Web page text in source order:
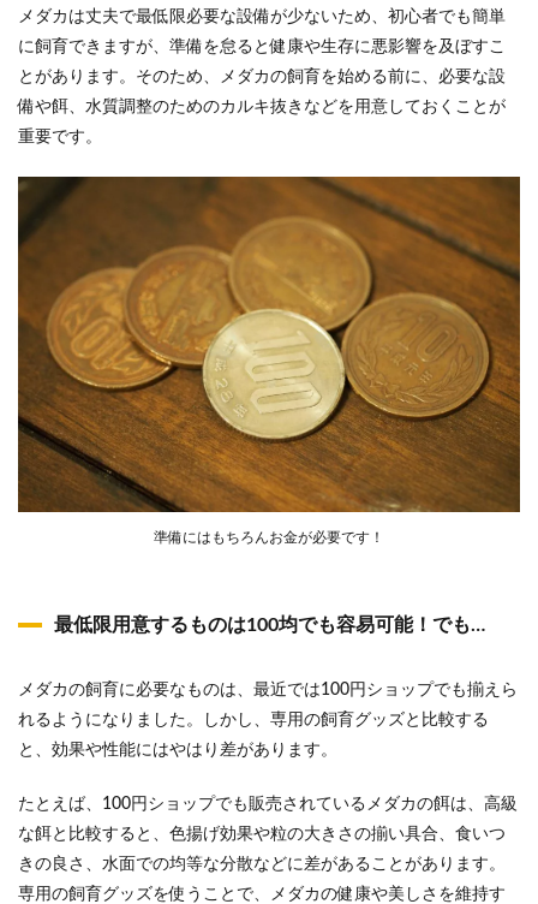
メダカは丈夫で最低限必要な設備が少ないため、初心者でも簡単
に飼育できますが、準備を怠ると健康や生存に悪影響を及ぼすこ
とがあります。そのため、メダカの飼育を始める前に、必要な設
備や餌、水質調整のためのカルキ抜きなどを用意しておくことが
重要です。
準備にはもちろんお金が必要です！
最低限用意するものは100均でも容易可能！でも…
メダカの飼育に必要なものは、最近では100円ショップでも揃えら
れるようになりました。しかし、専用の飼育グッズと比較する
と、効果や性能にはやはり差があります。
たとえば、100円ショップでも販売されているメダカの餌は、高級
な餌と比較すると、色揚げ効果や粒の大きさの揃い具合、食いつ
きの良さ、水面での均等な分散などに差があることがあります。
専用の飼育グッズを使うことで、メダカの健康や美しさを維持す